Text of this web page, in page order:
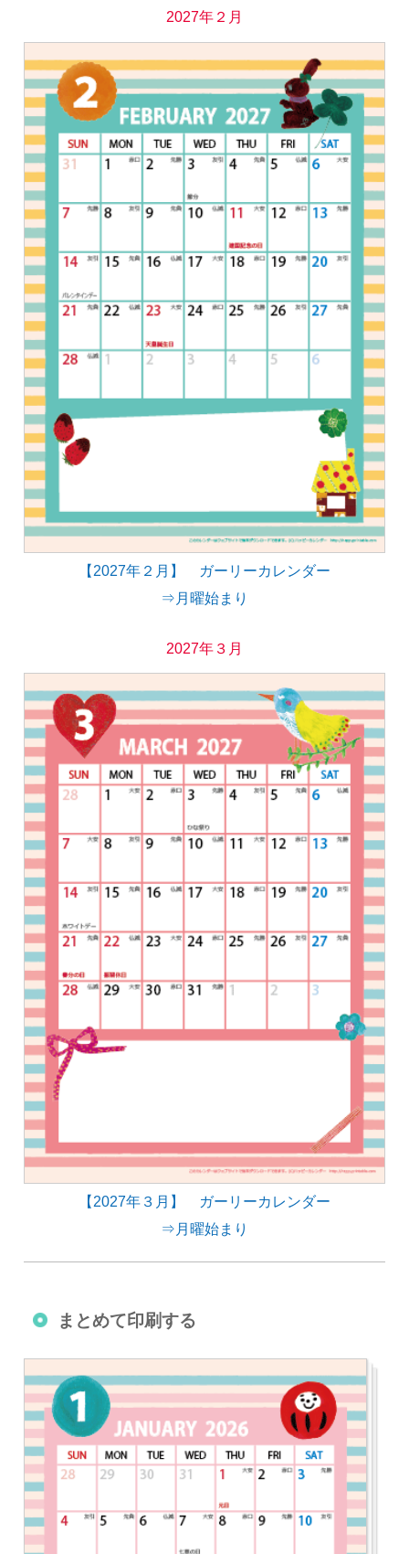
2027年２月
【2027年２月】 ガーリーカレンダー
⇒月曜始まり
2027年３月
【2027年３月】 ガーリーカレンダー
⇒月曜始まり
まとめて印刷する